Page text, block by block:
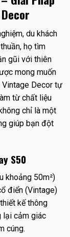
du khách
họ tìm
gũi với thiên
mong muốn
Decor tự
từ chất liệu
chỉ là một
giúp bạn đột
S50
khoảng 50m²)
điển (Vintage)
kế thông
lại cảm giác
cúng.